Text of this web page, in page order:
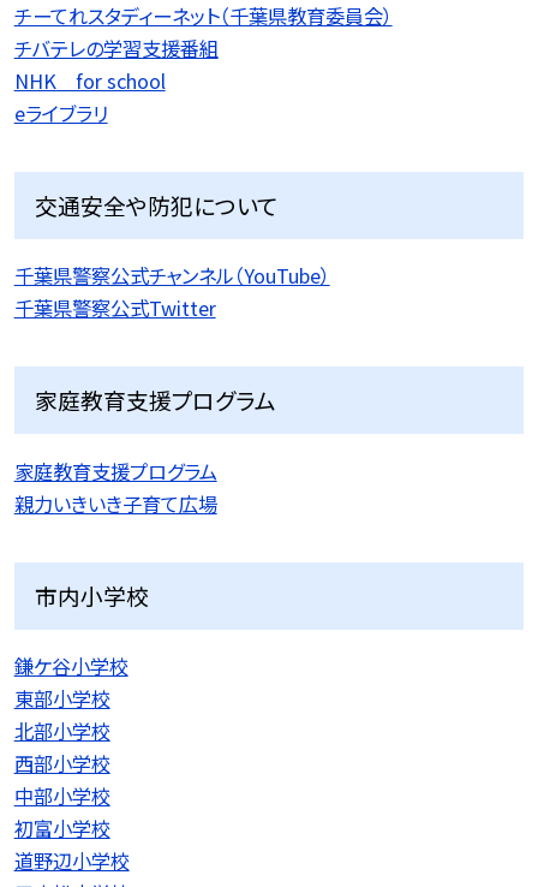
チーてれスタディーネット（千葉県教育委員会）
チバテレの学習支援番組
NHK for school
eライブラリ
交通安全や防犯について
千葉県警察公式チャンネル（YouTube）
千葉県警察公式Twitter
家庭教育支援プログラム
家庭教育支援プログラム
親力いきいき子育て広場
市内小学校
鎌ケ谷小学校
東部小学校
北部小学校
西部小学校
中部小学校
初富小学校
道野辺小学校